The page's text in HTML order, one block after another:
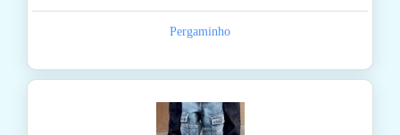
Pergaminho